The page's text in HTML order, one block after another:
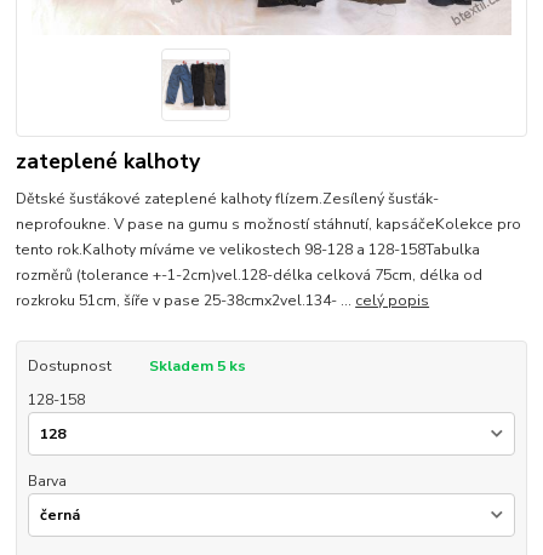
zateplené kalhoty
Dětské šusťákové zateplené kalhoty flízem.Zesílený šusťák-
neprofoukne. V pase na gumu s možností stáhnutí, kapsáčeKolekce pro
tento rok.Kalhoty míváme ve velikostech 98-128 a 128-158Tabulka
rozměrů (tolerance +-1-2cm)vel.128-délka celková 75cm, délka od
rozkroku 51cm, šíře v pase 25-38cmx2vel.134- ... celý popis
Dostupnost
Skladem 5 ks
128-158
Barva